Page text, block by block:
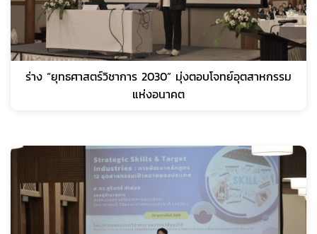
ร่าง “ยุทธศาสตร์วิชาการ 2030” มุ่งตอบโจทย์อุตสาหกรรม
แห่งอนาคต